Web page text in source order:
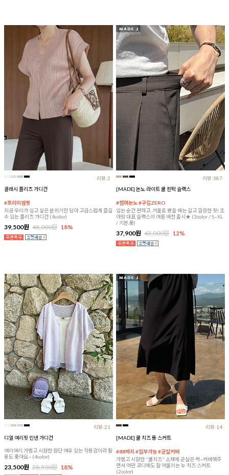
리뷰:2
클래시 플리츠 가디건
#프리미엄핏
지금 우리가 입고 싶은 분위기만 담아 고급스럽게 즐길
수 있는 플리츠 가디건 (4color)
39,500원 48,000원 18%
리뷰:387
[MADE] 논노 라이트 쿨 핀턱 슬랙스
#썸머논노 #구김ZERO
입는 순간 편하고, 거울로 봤을 때는 길고 깔끔한 핏! 조
아맘 대표 슬랙스의 여름 버전 출시★ (3color / S~XL
/ 기본,롱)
37,900원 43,000원 12%
리뷰:21
디얼 여리핏 린넨 가디건
여리여리 가볍고 시원한 원단 여유 있는 착용감이라 활
용도 좋아요~ (4color)
23,500원 28,500원 18%
리뷰:14
[MADE] 쿨 치즈 롱 스커트
#88까지 #임부가능 #군살커버
가볍고 시원한 "쿨치즈" 소재에 군살은 싹~커버해주
면서 어떤 코디에도 잘 어울리는 뉴 치즈 스커트
(2color)